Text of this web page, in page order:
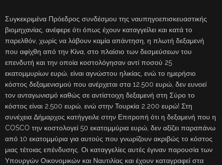
Συγκεκριμένα Πρόεδρος συνδέσμου της ναυπηγοεπισκευαστικής
βιομηχανίας, ανέφερε ότι όπως έχουν καταγγείλει και κατά το
παρελθόν, χωρίς να λάβουν καμία απάντηση, η πλωτή δεξαμενή
που αφίχθη από την Κίνα, στο πλαίσιο των δεσμεύσεων του
επενδυτή και την οποία κοστολόγησαν αντί ποσού 25
εκατομμυρίων ευρώ, είναι αγνώστου ηλικίας, ενώ το ημερήσιο
κόστος δεξαμενισμού που ανέρχεται στα 12.500 ευρώ, δεν ευνοεί
τον ανταγωνισμό καθώς σε αντίστοιχη δεξαμενή στη Σύρο το
κόστος είναι 2.500 ευρώ, ενώ στην Τουρκία 2.200 ευρώ! Στη
συνέχεια Δήμαρχος κατήγγειλε στην Επιτροπή ότι η δεξαμενή που η
COSCO την κοστολογεί 50 εκατομμύρια ευρώ, δεν αξίζει παραπάνω
από 10 εκατομμύρια για αυτούς που γνωρίζουν ακριβώς το κόστος
μιας τέτοιας επένδυσης. Οι καταγγελίες αυτές έγιναν παρουσία των
Υπουργών Οικονομικών και Ναυτιλίας και έχουν καταγραφεί στα